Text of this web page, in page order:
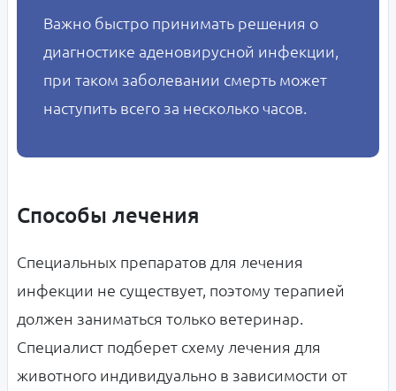
Важно быстро принимать решения о
диагностике аденовирусной инфекции,
при таком заболевании смерть может
наступить всего за несколько часов.
Способы лечения
Специальных препаратов для лечения
инфекции не существует, поэтому терапией
должен заниматься только ветеринар.
Специалист подберет схему лечения для
животного индивидуально в зависимости от